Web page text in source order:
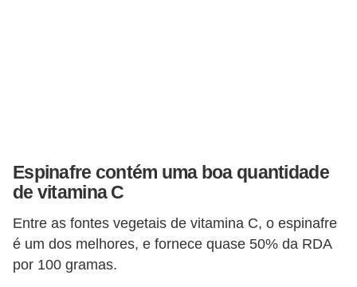
Espinafre contém uma boa quantidade
de vitamina C
Entre as fontes vegetais de vitamina C, o espinafre
é um dos melhores, e fornece quase 50% da RDA
por 100 gramas.